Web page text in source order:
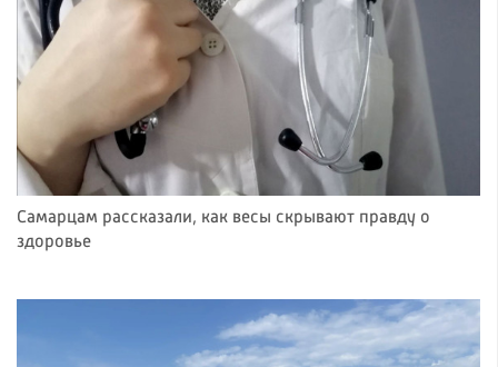
Самарцам рассказали, как весы скрывают правду о
здоровье